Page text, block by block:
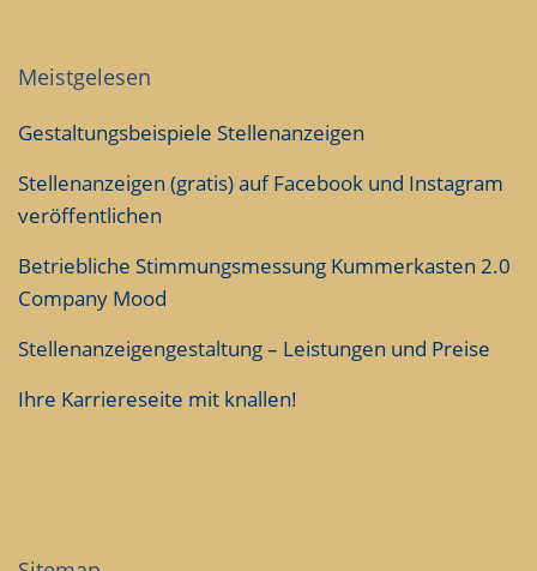
Meistgelesen
Gestaltungsbeispiele Stellenanzeigen
Stellenanzeigen (gratis) auf Facebook und Instagram
veröffentlichen
Betriebliche Stimmungsmessung Kummerkasten 2.0
Company Mood
Stellenanzeigengestaltung – Leistungen und Preise
Ihre Karriereseite mit knallen!